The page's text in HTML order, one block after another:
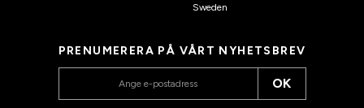
Sweden
PRENUMERERA PÅ VÅRT NYHETSBREV
OK